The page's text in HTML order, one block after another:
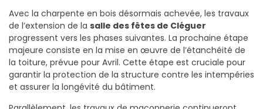
Avec la charpente en bois désormais achevée, les travaux
de l’extension de la salle des fêtes de Cléguer
progressent vers les phases suivantes. La prochaine étape
majeure consiste en la mise en œuvre de l’étanchéité de
la toiture, prévue pour Avril. Cette étape est cruciale pour
garantir la protection de la structure contre les intempéries
et assurer la longévité du bâtiment.